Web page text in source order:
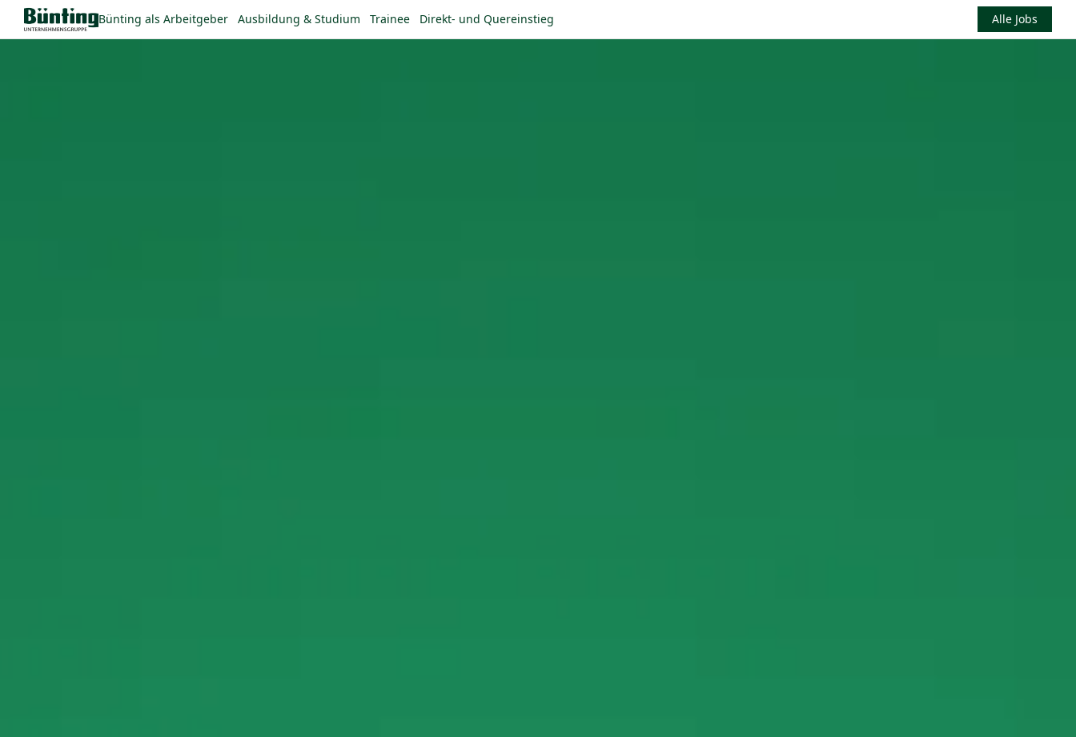
Bünting als Arbeitgeber Ausbildung & Studium Trainee Direkt- und Quereinstieg Alle Jobs